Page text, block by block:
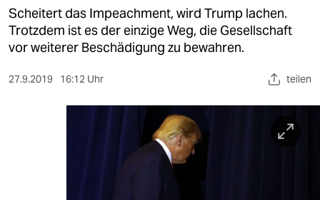
kultur
sport
berlin
Scheitert das Impeachment, wird Trump lachen.
Trotzdem ist es der einzige Weg, die Gesellschaft
vor weiterer Beschädigung zu bewahren.
27.9.2019 16:12 Uhr teilen